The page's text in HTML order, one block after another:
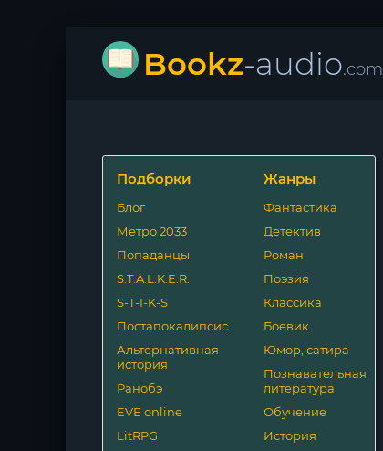
Bookz-audio.com
Подборки
Блог
Метро 2033
Попаданцы
S.T.A.L.K.E.R.
S-T-I-K-S
Постапокалипсис
Альтернативная
история
Ранобэ
EVE online
LitRPG
Жанры
Фантастика
Детектив
Роман
Поэзия
Классика
Боевик
Юмор, сатира
Познавательная
литература
Обучение
История